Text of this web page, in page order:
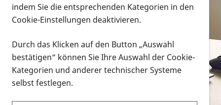
Infomaterial
Vorlesen
Alle Infomaterialien in verschiedenen
Formaten an einem Ort
Sie möchten wissen, wie Sie nach Infonmaterial
indem Sie die entsprechenden Kategorien in den
Cookie-Einstellungen deaktivieren.
Durch das Klicken auf den Button „Auswahl
bestätigen“ können Sie Ihre Auswahl der Cookie-
Kategorien und anderer technischer Systeme
selbst festlegen.